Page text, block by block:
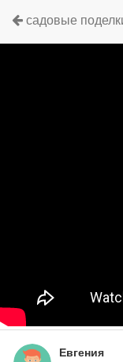
садовые
Евгения